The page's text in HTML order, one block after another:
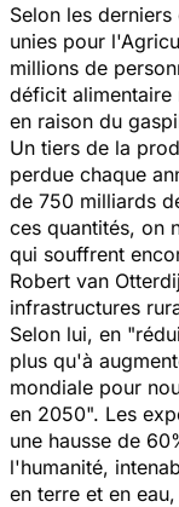
Selon les
unies pour
millions de
déficit alimentaire
en raison du
Un tiers de la
perdue chaque
de 750 milliards
ces quantités, on
qui souffrent
Robert van
infrastructures
Selon lui, en
plus qu'à
mondiale pour
en 2050". Les
une hausse de
l'humanité,
en terre et en